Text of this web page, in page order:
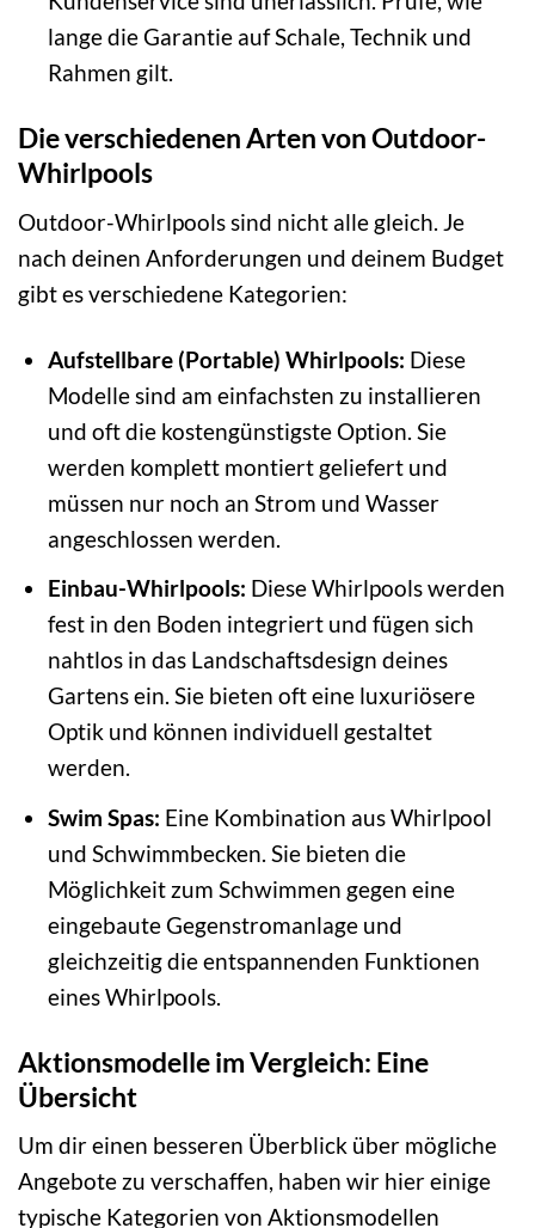
lange die Garantie auf Schale, Technik und
Rahmen gilt.
Die verschiedenen Arten von Outdoor-
Whirlpools
Outdoor-Whirlpools sind nicht alle gleich. Je
nach deinen Anforderungen und deinem Budget
gibt es verschiedene Kategorien:
Aufstellbare (Portable) Whirlpools: Diese
Modelle sind am einfachsten zu installieren
und oft die kostengünstigste Option. Sie
werden komplett montiert geliefert und
müssen nur noch an Strom und Wasser
angeschlossen werden.
Einbau-Whirlpools: Diese Whirlpools werden
fest in den Boden integriert und fügen sich
nahtlos in das Landschaftsdesign deines
Gartens ein. Sie bieten oft eine luxuriösere
Optik und können individuell gestaltet
werden.
Swim Spas: Eine Kombination aus Whirlpool
und Schwimmbecken. Sie bieten die
Möglichkeit zum Schwimmen gegen eine
eingebaute Gegenstromanlage und
gleichzeitig die entspannenden Funktionen
eines Whirlpools.
Aktionsmodelle im Vergleich: Eine
Übersicht
Um dir einen besseren Überblick über mögliche
Angebote zu verschaffen, haben wir hier einige
typische Kategorien von Aktionsmodellen